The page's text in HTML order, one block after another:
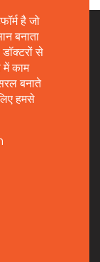
है जो
बनाता
से
में काम
बनाते
हमसे